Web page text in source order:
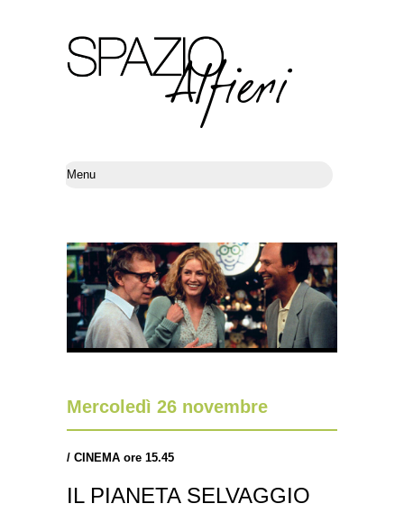
Mercoledì 26 novembre
/ CINEMA ore 15.45
IL PIANETA SELVAGGIO